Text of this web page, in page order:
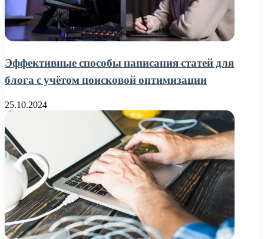
Эффективные способы написания статей для
блога с учётом поисковой оптимизации
25.10.2024